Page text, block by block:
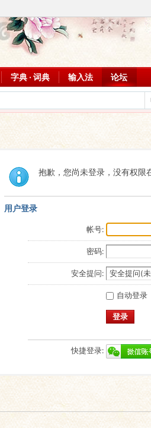
字典 · 词典 输入法 论坛
抱歉，您尚未登录，没有权限
用户登录
帐号:
密码:
安全提问:
自动登录
登录
快捷登录: